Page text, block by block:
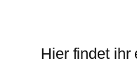
Hier findet ihr